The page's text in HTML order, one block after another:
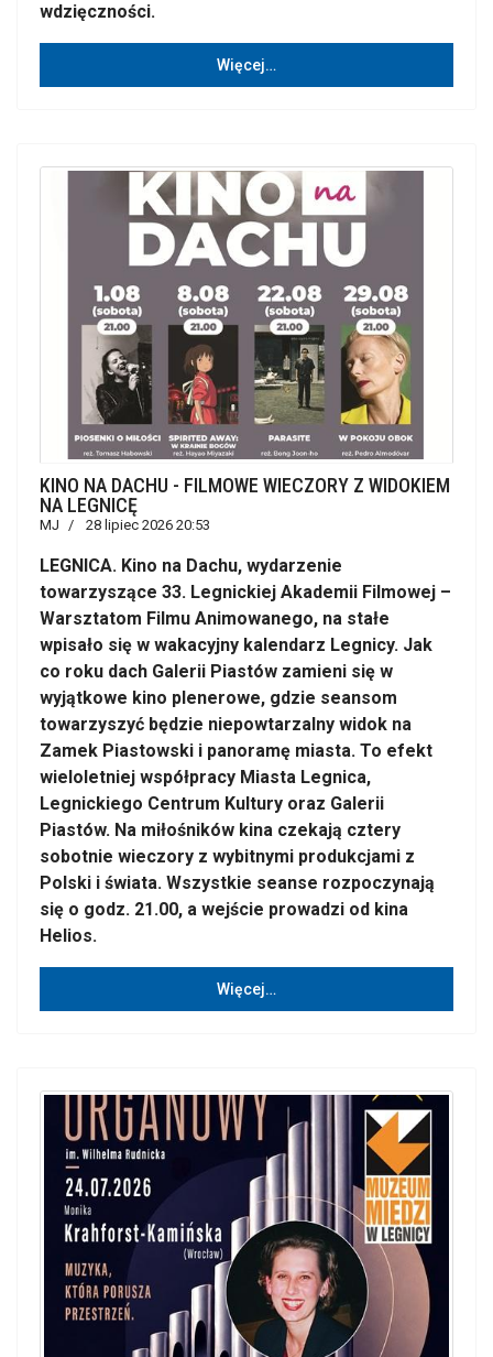
wdzięczności.
Więcej…
KINO NA DACHU - FILMOWE WIECZORY Z WIDOKIEM
NA LEGNICĘ
MJ 28 lipiec 2026 20:53
LEGNICA. Kino na Dachu, wydarzenie
towarzyszące 33. Legnickiej Akademii Filmowej –
Warsztatom Filmu Animowanego, na stałe
wpisało się w wakacyjny kalendarz Legnicy. Jak
co roku dach Galerii Piastów zamieni się w
wyjątkowe kino plenerowe, gdzie seansom
towarzyszyć będzie niepowtarzalny widok na
Zamek Piastowski i panoramę miasta. To efekt
wieloletniej współpracy Miasta Legnica,
Legnickiego Centrum Kultury oraz Galerii
Piastów. Na miłośników kina czekają cztery
sobotnie wieczory z wybitnymi produkcjami z
Polski i świata. Wszystkie seanse rozpoczynają
się o godz. 21.00, a wejście prowadzi od kina
Helios.
Więcej…